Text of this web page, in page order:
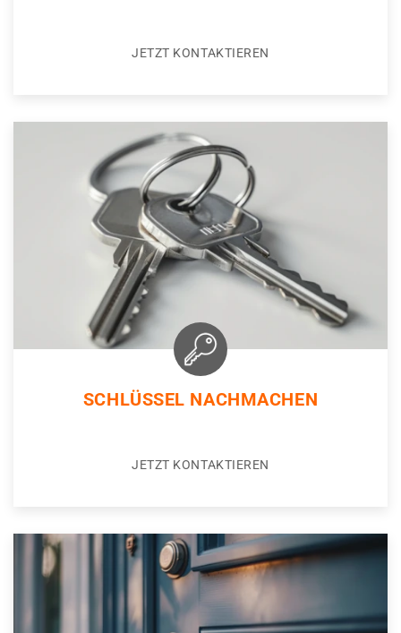
JETZT KONTAKTIEREN
SCHLÜSSEL NACHMACHEN
JETZT KONTAKTIEREN